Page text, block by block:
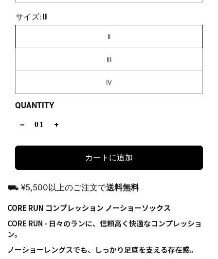
サイズ: II
II
III
IV
QUANTITY
カートに追加
⛟ ¥5,500以上のご注文で送料無料
CORE RUN コンプレッション ノーショーソックス
CORE RUN - 日々のランに、信頼高く快適なコンプレッショ
ン。
ノーショーレングスでも、しっかり足底を支える存在感。